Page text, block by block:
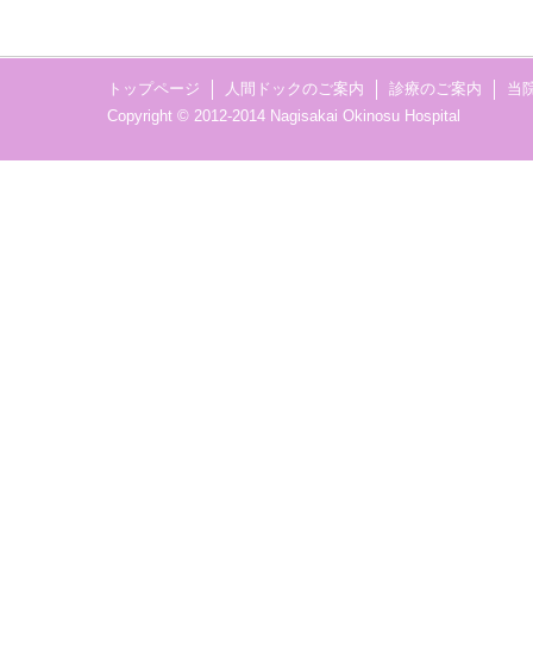
トップページ 人間ドックのご案内 診療のご案内
当
Copyright © 2012-2014 Nagisakai Okinosu Hospital